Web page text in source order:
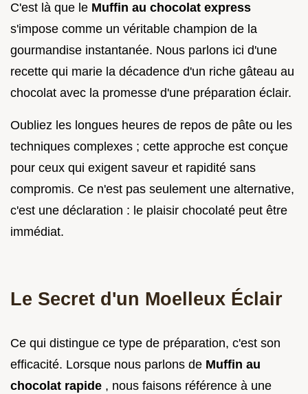
C'est là que le Muffin au chocolat express
s'impose comme un véritable champion de la
gourmandise instantanée. Nous parlons ici d'une
recette qui marie la décadence d'un riche gâteau au
chocolat avec la promesse d'une préparation éclair.
Oubliez les longues heures de repos de pâte ou les
techniques complexes ; cette approche est conçue
pour ceux qui exigent saveur et rapidité sans
compromis. Ce n'est pas seulement une alternative,
c'est une déclaration : le plaisir chocolaté peut être
immédiat.
Le Secret d'un Moelleux Éclair
Ce qui distingue ce type de préparation, c'est son
efficacité. Lorsque nous parlons de Muffin au
chocolat rapide , nous faisons référence à une